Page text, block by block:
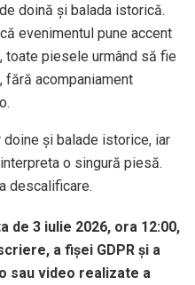
doină și balada istorică.
evenimentul pune accent
toate piesele urmând să fie
fără acompaniament
doine și balade istorice, iar
o singură piesă.
descalificare.
de 3 iulie 2026, ora 12:00,
a fișei GDPR și a
sau video realizate a